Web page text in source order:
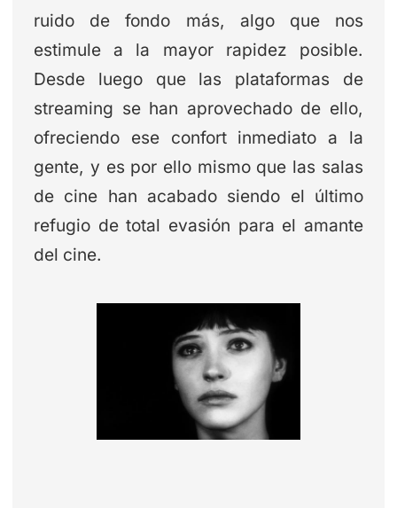
ruido de fondo más, algo que nos
estimule a la mayor rapidez posible.
Desde luego que las plataformas de
streaming se han aprovechado de ello,
ofreciendo ese confort inmediato a la
gente, y es por ello mismo que las salas
de cine han acabado siendo el último
refugio de total evasión para el amante
del cine.